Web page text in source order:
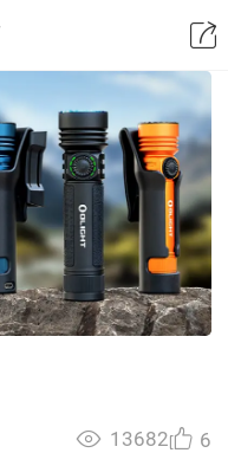
13682 6